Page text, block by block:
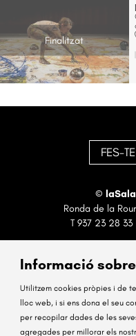
Finalitzat
FES-
© laSala
Ronda de la
T 937 23 28 33
Sitemap Avís Legal Ús
Informació
Utilitzem cookies pròpies i de
lloc web, i si ens dona el seu
per recopilar dades de les
agregades per millorar els